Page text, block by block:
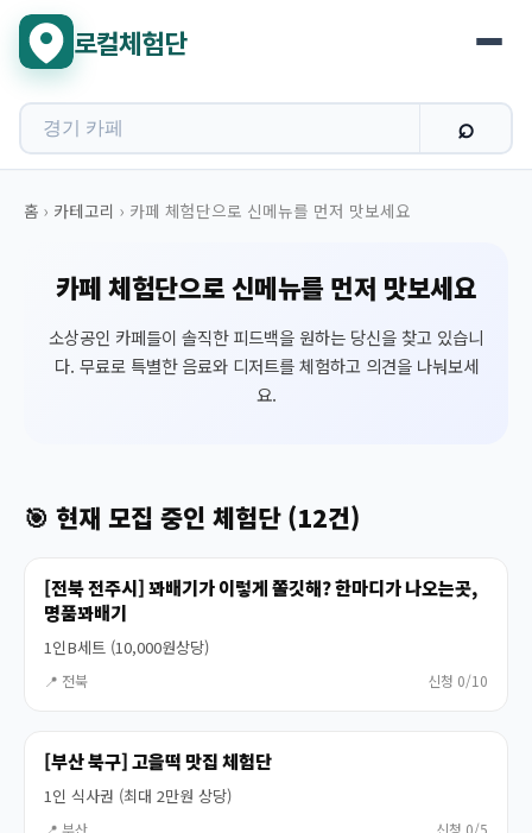
로컬체험단
홈 › 카테고리 › 카페 체험단으로 신메뉴를 먼저 맛보세요
카페 체험단으로 신메뉴를 먼저 맛보세요
소상공인 카페들이 솔직한 피드백을 원하는 당신을 찾고 있습니
다. 무료로 특별한 음료와 디저트를 체험하고 의견을 나눠보세
요.
🎯 현재 모집 중인 체험단 (12건)
[전북 전주시] 꽈배기가 이렇게 쫄깃해? 한마디가 나오는곳,
명품꽈배기
1인B세트 (10,000원상당)
📍 전북 신청 0/10
[부산 북구] 고을떡 맛집 체험단
1인 식사권 (최대 2만원 상당)
📍 부산 신청 0/5